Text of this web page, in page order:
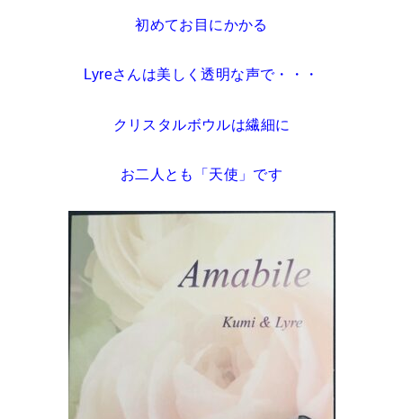
初めてお目にかかる
Lyreさんは美しく透明な声で・・・
クリスタルボウルは繊細に
お二人とも「天使」です